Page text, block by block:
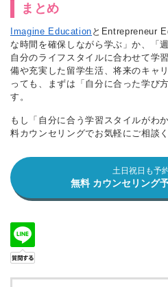
まとめ
Imagine Education とEntrepreneur
な時間を確保しながら学ぶ」か、「
自分のライフスタイルに合わせて学
備や充実した留学生活、将来のキャ
っても、まずは「自分に合った学び
す。
もし「自分に合う学習スタイルがわ
料カウンセリングでお気軽にご相談く
土日祝日も予
無料 カウンセリング